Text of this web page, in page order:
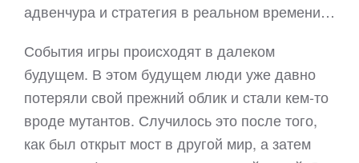
адвенчура и стратегия в реальном времени…
События игры происходят в далеком
будущем. В этом будущем люди уже давно
потеряли свой прежний облик и стали кем-то
вроде мутантов. Случилось это после того,
как был открыт мост в другой мир, а затем